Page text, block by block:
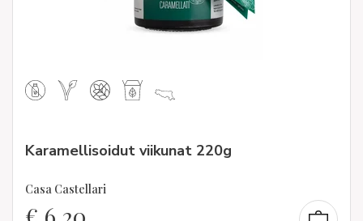
Karamellisoidut viikunat 220g
Casa Castellari